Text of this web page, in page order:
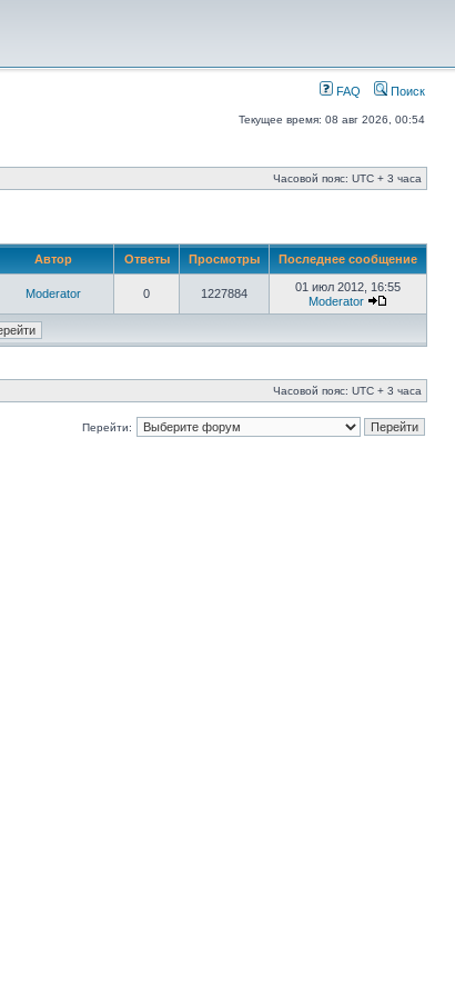
FAQ Поиск
Текущее время: 08 авг 2026, 00:54
Часовой пояс: UTC + 3 часа
Автор Ответы Просмотры Последнее сообщение
Moderator 0 1227884
01 июл 2012, 16:55
Moderator
Часовой пояс: UTC + 3 часа
Перейти: